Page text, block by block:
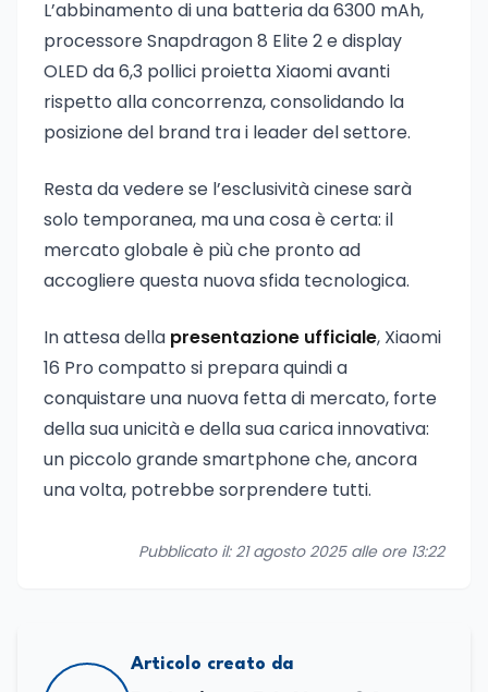
L’abbinamento di una batteria da 6300 mAh,
processore Snapdragon 8 Elite 2 e display
OLED da 6,3 pollici proietta Xiaomi avanti
rispetto alla concorrenza, consolidando la
posizione del brand tra i leader del settore.
Resta da vedere se l’esclusività cinese sarà
solo temporanea, ma una cosa è certa: il
mercato globale è più che pronto ad
accogliere questa nuova sfida tecnologica.
In attesa della presentazione ufficiale, Xiaomi
16 Pro compatto si prepara quindi a
conquistare una nuova fetta di mercato, forte
della sua unicità e della sua carica innovativa:
un piccolo grande smartphone che, ancora
una volta, potrebbe sorprendere tutti.
Pubblicato il: 21 agosto 2025 alle ore 13:22
Articolo creato da